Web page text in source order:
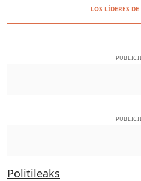
LOS LÍDERES
Politileaks